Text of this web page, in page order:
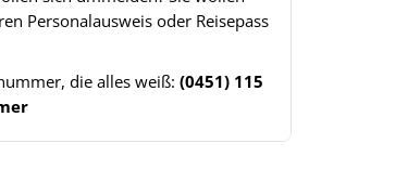
Personalausweis oder Reisepass
die alles weiß: (0451) 115